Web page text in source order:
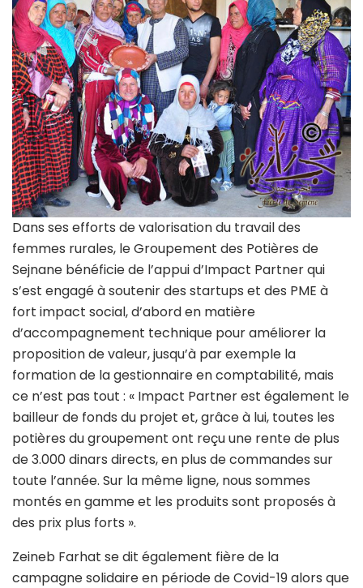
Dans ses efforts de valorisation du travail des
femmes rurales, le Groupement des Potières de
Sejnane bénéficie de l’appui d’Impact Partner qui
s’est engagé à soutenir des startups et des PME à
fort impact social, d’abord en matière
d’accompagnement technique pour améliorer la
proposition de valeur, jusqu’à par exemple la
formation de la gestionnaire en comptabilité, mais
ce n’est pas tout : « Impact Partner est également le
bailleur de fonds du projet et, grâce à lui, toutes les
potières du groupement ont reçu une rente de plus
de 3.000 dinars directs, en plus de commandes sur
toute l’année. Sur la même ligne, nous sommes
montés en gamme et les produits sont proposés à
des prix plus forts ».
Zeineb Farhat se dit également fière de la
campagne solidaire en période de Covid-19 alors que